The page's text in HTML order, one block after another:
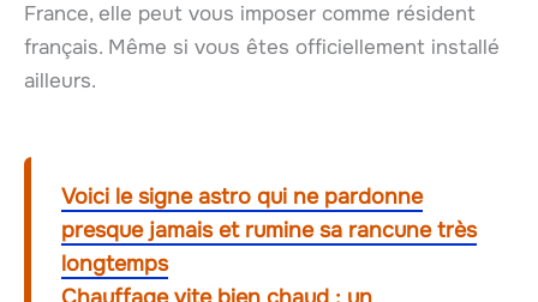
France, elle peut vous imposer comme résident
français. Même si vous êtes officiellement installé
ailleurs.
Voici le signe astro qui ne pardonne
presque jamais et rumine sa rancune très
longtemps